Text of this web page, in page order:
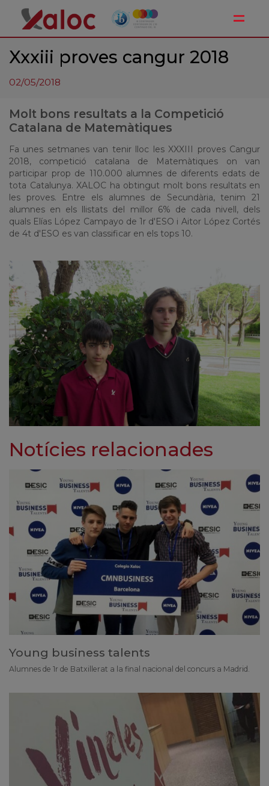
Xxxiii proves cangur 2018
02/05/2018
Molt bons resultats a la Competició
Catalana de Matemàtiques
Fa unes setmanes van tenir lloc les XXXIII proves Cangur
2018, competició catalana de Matemàtiques on van
participar prop de 110.000 alumnes de diferents edats de
tota Catalunya. XALOC ha obtingut molt bons resultats en
les proves. Entre els alumnes de Secundària, tenim 21
alumnes en els llistats del millor 6% de cada nivell, dels
quals Elías López Campayo de 1r d'ESO i Aitor López Cortés
de 4t d'ESO es van classificar en els tops 10.
Notícies relacionades
Young business talents
Alumnes de 1r de Batxillerat a la final nacional del concurs a Madrid.